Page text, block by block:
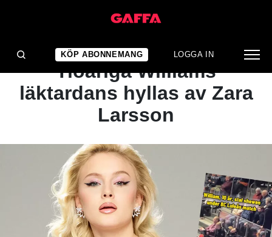
KÖP ABONNEMANG LOGGA IN
NYHET
YOU CAN'T TAME HER:
Tioåriga Williams
läktardans hyllas av Zara
Larsson